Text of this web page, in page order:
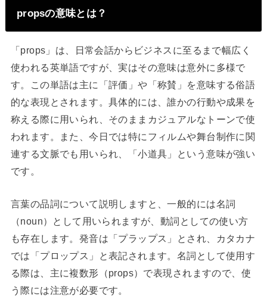
propsの意味とは？
「props」は、日常会話からビジネスに至るまで幅広く
使われる英単語ですが、実はその意味は意外に多様で
す。この単語は主に「評価」や「称賛」を意味する俗語
的な表現とされます。具体的には、誰かの行動や成果を
称える際に用いられ、そのままカジュアルなトーンで使
われます。また、今日では特にフィルムや舞台制作に関
連する文脈でも用いられ、「小道具」という意味が強い
です。
言葉の品詞について説明しますと、一般的には名詞
（noun）として用いられますが、動詞としての使い方
も存在します。発音は「プラップス」とされ、カタカナ
では「プロップス」と表記されます。名詞として使用す
る際は、主に複数形（props）で表現されますので、使
う際には注意が必要です。